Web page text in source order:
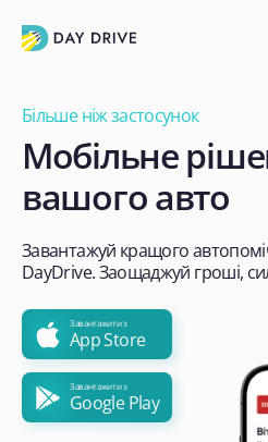
Більше ніж застосунок
Мобільне
вашого авто
Завантажуй кращого
DayDrive. Заощаджуй гроші,
Завантажити з
App Store
Завантажити з
Google Play